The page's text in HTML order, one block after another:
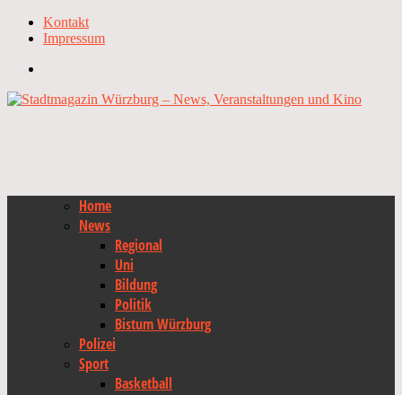
Kontakt
Impressum
Home
News
Regional
Uni
Bildung
Politik
Bistum Würzburg
Polizei
Sport
Basketball